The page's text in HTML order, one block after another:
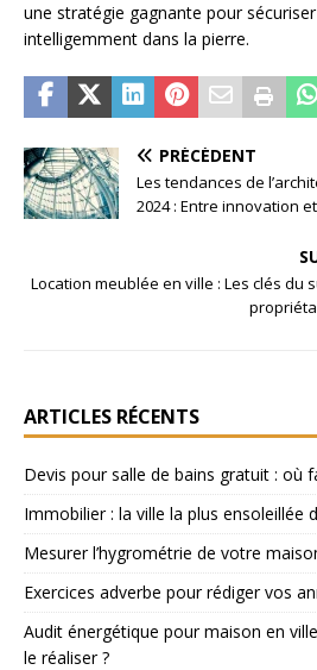
une stratégie gagnante pour
intelligemment dans la pierre.
PRÉCÉDENT
Les tendances de
2024 : Entre innovation
Location meublée en ville : Les clés du
ARTICLES RÉCENTS
Devis pour salle de bains gratuit : où
Immobilier : la ville la plus ensoleillée
Mesurer l’hygrométrie de votre
Exercices adverbe pour rédiger vos
Audit énergétique pour maison en
le réaliser ?